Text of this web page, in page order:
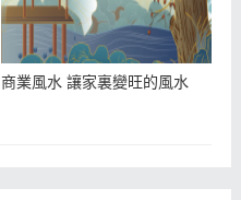
商業風水 讓家裏變旺的風水